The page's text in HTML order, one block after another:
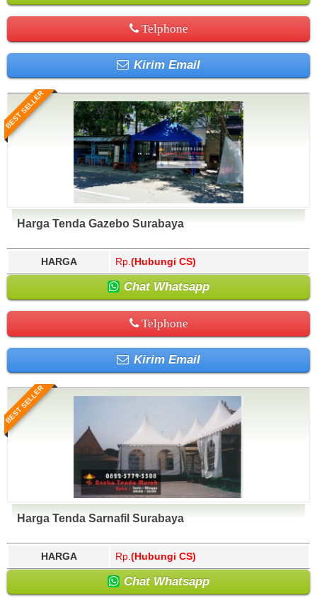
Telphone
Kirim Email
BEST SELLER
Harga Tenda Gazebo Surabaya
HARGA Rp. (Hubungi CS)
Chat Whatsapp
Telphone
Kirim Email
BEST SELLER
Harga Tenda Sarnafil Surabaya
HARGA Rp. (Hubungi CS)
Chat Whatsapp